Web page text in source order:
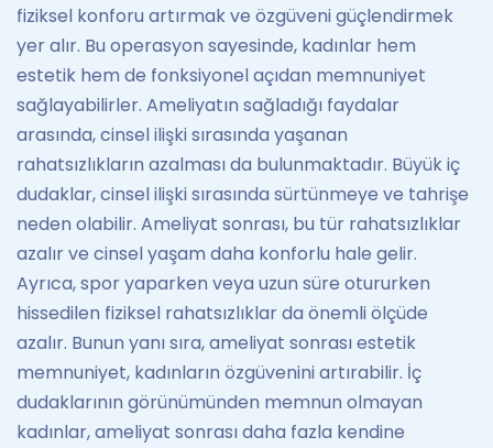
fiziksel konforu artırmak ve özgüveni güçlendirmek
yer alır. Bu operasyon sayesinde, kadınlar hem
estetik hem de fonksiyonel açıdan memnuniyet
sağlayabilirler. Ameliyatın sağladığı faydalar
arasında, cinsel ilişki sırasında yaşanan
rahatsızlıkların azalması da bulunmaktadır. Büyük iç
dudaklar, cinsel ilişki sırasında sürtünmeye ve tahrişe
neden olabilir. Ameliyat sonrası, bu tür rahatsızlıklar
azalır ve cinsel yaşam daha konforlu hale gelir.
Ayrıca, spor yaparken veya uzun süre otururken
hissedilen fiziksel rahatsızlıklar da önemli ölçüde
azalır. Bunun yanı sıra, ameliyat sonrası estetik
memnuniyet, kadınların özgüvenini artırabilir. İç
dudaklarının görünümünden memnun olmayan
kadınlar, ameliyat sonrası daha fazla kendine